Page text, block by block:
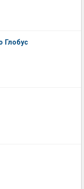
Глобус